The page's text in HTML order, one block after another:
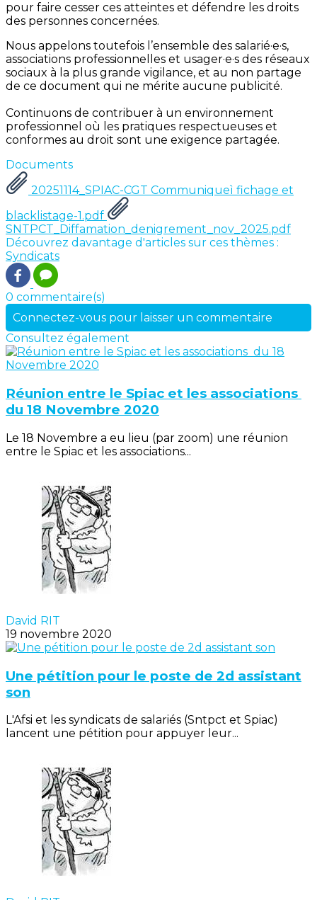
pour faire cesser ces atteintes et défendre les droits
des personnes concernées.
Nous appelons toutefois l’ensemble des salarié·e·s,
associations professionnelles et usager·e·s des réseaux
sociaux à la plus grande vigilance, et au non partage
de ce document qui ne mérite aucune publicité.
Continuons de contribuer à un environnement
professionnel où les pratiques respectueuses et
conformes au droit sont une exigence partagée.
Documents
20251114_SPIAC-CGT Communiqueì fichage et
blacklistage-1.pdf
SNTPCT_Diffamation_denigrement_nov_2025.pdf
Découvrez davantage d'articles sur ces thèmes :
Syndicats
0 commentaire(s)
Connectez-vous pour laisser un commentaire
Consultez également
Réunion entre le Spiac et les associations
du 18 Novembre 2020
Le 18 Novembre a eu lieu (par zoom) une réunion
entre le Spiac et les associations...
David RIT
19 novembre 2020
Une pétition pour le poste de 2d assistant
son
L'Afsi et les syndicats de salariés (Sntpct et Spiac)
lancent une pétition pour appuyer leur...